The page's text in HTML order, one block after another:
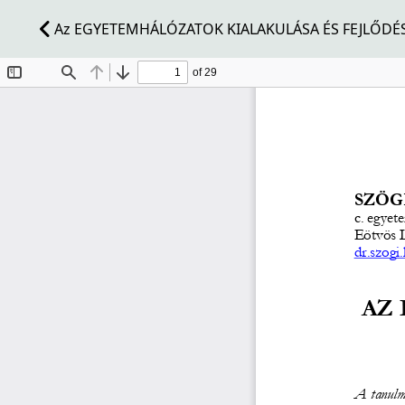
Az EGYETEMHÁLÓZATOK KIALAKULÁSA ÉS